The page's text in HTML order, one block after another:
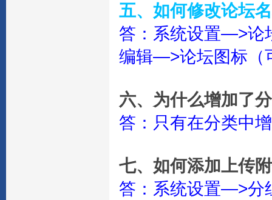
五、如何修改论坛
答：系统设置—>论
编辑—>论坛图标（
六、为什么增加了
答：只有在分类中
七、如何添加上传
答：系统设置—>